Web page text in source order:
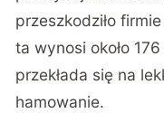
przeszkodziło
ta wynosi około
przekłada się na
hamowanie.